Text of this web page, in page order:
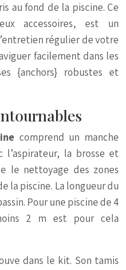
au fond de la piscine. Ce
accessoires, est un
régulier de votre
facilement dans les
{anchors} robustes et
comprend un manche
l’aspirateur, la brosse et
le nettoyage des zones
la piscine. La longueur du
Pour une piscine de 4
2 m est pour cela
dans le kit. Son tamis